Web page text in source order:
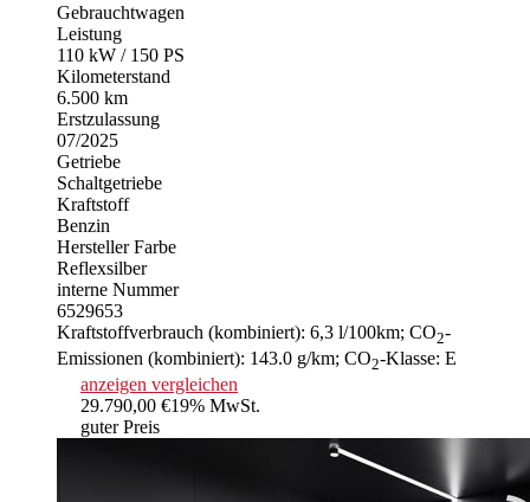
Gebrauchtwagen
Leistung
110 kW / 150 PS
Kilometerstand
6.500 km
Erstzulassung
07/2025
Getriebe
Schaltgetriebe
Kraftstoff
Benzin
Hersteller Farbe
Reflexsilber
interne Nummer
6529653
Kraftstoffverbrauch (kombiniert): 6,3 l/100km; CO2-
Emissionen (kombiniert): 143.0 g/km; CO2-Klasse: E
anzeigen vergleichen
29.790,00 €19% MwSt.
guter Preis